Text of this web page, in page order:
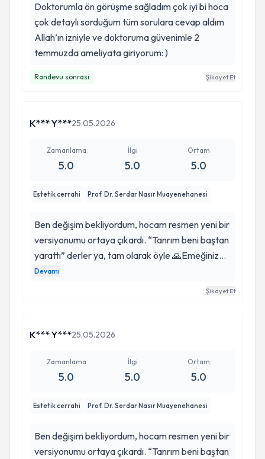
Doktorumla ön görüşme sağladım çok iyi bi hoca
çok detaylı sorduğum tüm sorulara cevap aldım
Allah’ın izniyle ve doktoruma güvenimle 2
temmuzda ameliyata giriyorum: )
Randevu sonrası Şikayet Et
K*** Y***25.05.2026
Zamanlama
5.0
İlgi
5.0
Ortam
5.0
Estetik cerrahi Prof. Dr. Serdar Nasır Muayenehanesi
Ben değişim bekliyordum, hocam resmen yeni bir
versiyonumu ortaya çıkardı. “Tanrım beni baştan
yarattı” derler ya, tam olarak öyle 🙏Emeğinize,
ilginize ve başarınıza sonsuz teşekkürler. Bir de
küçük bir not: ❤️❤️❤️Artık hayatınızda “eseriniz”
teşekkürler. Kazancınız helal, ömrünüz uzun,
😘😘😘
Devamı
Şikayet Et
K*** Y***25.05.2026
Zamanlama
5.0
İlgi
5.0
Ortam
5.0
Estetik cerrahi Prof. Dr. Serdar Nasır Muayenehanesi
Ben değişim bekliyordum, hocam resmen yeni bir
versiyonumu ortaya çıkardı. “Tanrım beni baştan